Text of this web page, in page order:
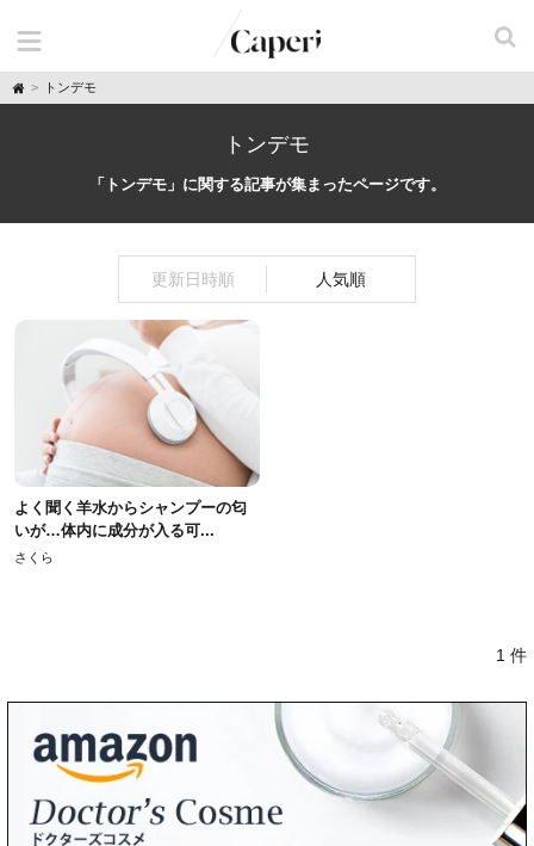
H
o
トンデモ
トンデモ
「トンデモ」に関する記事が集まったページです。
更新日時順 人気順
よく聞く羊水からシャンプーの匂
いが…体内に成分が入る可...
さくら
1 件